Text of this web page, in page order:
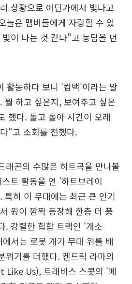
상황으로 어딘가에서 빛나고
늘은 멤버들에게 자랑할 수 있
이 나는 것 같다"고 농담을 던
활동하다 보니 '컴백'이라는 말
뭘 하고 싶은지, 보여주고 싶은
했다. 돌고 돌아 시간이 오래
"고 소회를 전했다.
래곤의 수많은 히트곡을 만나볼
트 활동을 연 '하트브레이
특히 이 무대에는 최근 큰 인기
윙이 깜짝 등장해 한층 더 풍
. 강렬한 힙합 트랙인 '개소
서는 로봇 개가 무대 위를 배
위기를 더했다. 켄드릭 라마의
Like Us), 트래비스 스콧의 '페